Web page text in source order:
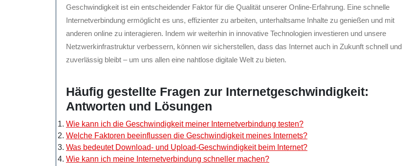
Geschwindigkeit ist ein entscheidender Faktor für die Qualität unserer Online-Erfahrung. Eine schnelle
Internetverbindung ermöglicht es uns, effizienter zu arbeiten, unterhaltsame Inhalte zu genießen und mit
anderen online zu interagieren. Indem wir weiterhin in innovative Technologien investieren und unsere
Netzwerkinfrastruktur verbessern, können wir sicherstellen, dass das Internet auch in Zukunft schnell und
zuverlässig bleibt – um uns allen eine nahtlose digitale Welt zu bieten.
Häufig gestellte Fragen zur Internetgeschwindigkeit:
Antworten und Lösungen
Wie kann ich die Geschwindigkeit meiner Internetverbindung testen?
Welche Faktoren beeinflussen die Geschwindigkeit meines Internets?
Was bedeutet Download- und Upload-Geschwindigkeit beim Internet?
Wie kann ich meine Internetverbindung schneller machen?